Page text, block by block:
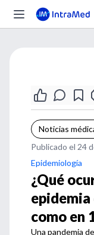
Noticias
Publicado el 24
Epidemiología
¿Qué
epidemia
como en
Una pandemia